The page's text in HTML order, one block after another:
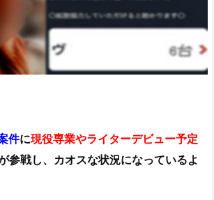
件に現役専業やライターデビュー予定
参戦し、カオスな状況になっているよ